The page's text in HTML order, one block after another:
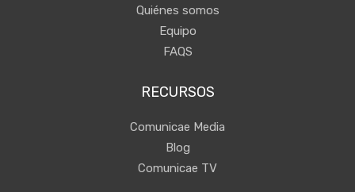
Quiénes somos
Equipo
FAQS
RECURSOS
Comunicae Media
Blog
Comunicae TV